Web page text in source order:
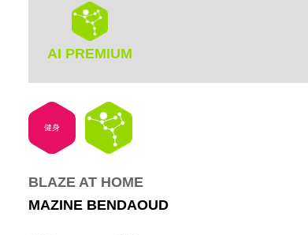
AI PREMIUM
健身
BLAZE AT HOME
MAZINE BENDAOUD